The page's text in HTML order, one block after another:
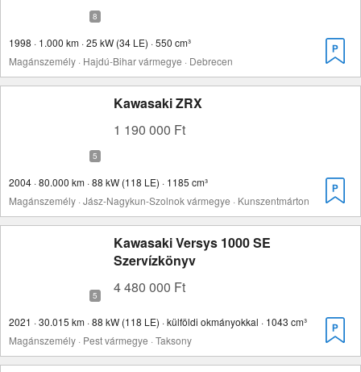
1998 · 1.000 km · 25 kW (34 LE) · 550 cm³
Magánszemély · Hajdú-Bihar vármegye · Debrecen
Kawasaki ZRX
1 190 000 Ft
2004 · 80.000 km · 88 kW (118 LE) · 1185 cm³
Magánszemély · Jász-Nagykun-Szolnok vármegye · Kunszentmárton
Kawasaki Versys 1000 SE
Szervízkönyv
4 480 000 Ft
2021 · 30.015 km · 88 kW (118 LE) · külföldi okmányokkal · 1043 cm³
Magánszemély · Pest vármegye · Taksony